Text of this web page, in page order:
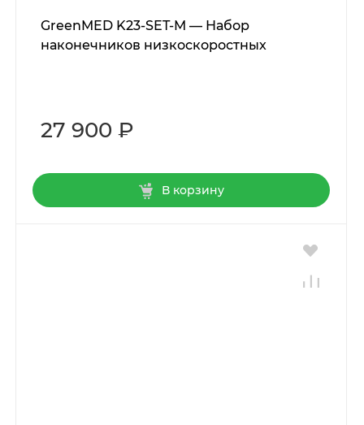
GreenMED K23-SET-M — Набор
наконечников низкоскоростных
27 900 ₽
В корзину